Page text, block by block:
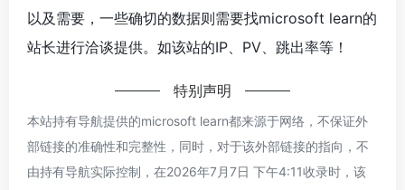
以及需要，一些确切的数据则需要找microsoft learn的
站长进行洽谈提供。如该站的IP、PV、跳出率等！
特别声明
本站持有导航提供的microsoft learn都来源于网络，不保证外
部链接的准确性和完整性，同时，对于该外部链接的指向，不
由持有导航实际控制，在2026年7月7日 下午4:11收录时，该